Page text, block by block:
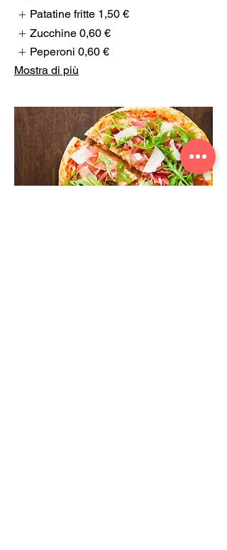
Patatine fritte 1,50 €
Zucchine 0,60 €
Peperoni 0,60 €
Mostra di più